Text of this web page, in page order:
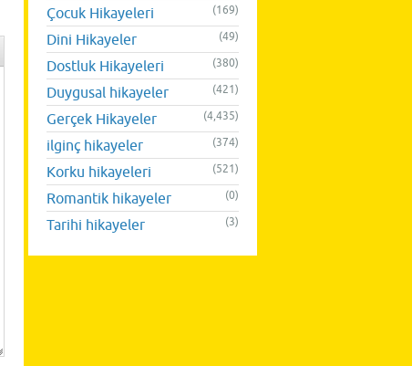
Çocuk Hikayeleri (169)
Dini Hikayeler (49)
Dostluk Hikayeleri (380)
Duygusal hikayeler (421)
Gerçek Hikayeler (4,435)
ilginç hikayeler (374)
Korku hikayeleri (521)
Romantik hikayeler (0)
Tarihi hikayeler (3)